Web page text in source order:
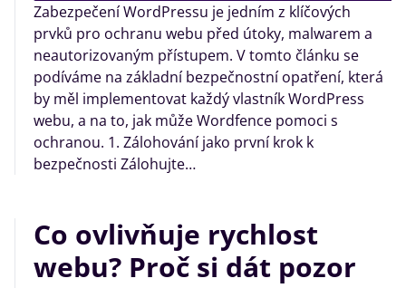
Zabezpečení WordPressu je jedním z klíčových
prvků pro ochranu webu před útoky, malwarem a
neautorizovaným přístupem. V tomto článku se
podíváme na základní bezpečnostní opatření, která
by měl implementovat každý vlastník WordPress
webu, a na to, jak může Wordfence pomoci s
ochranou. 1. Zálohování jako první krok k
bezpečnosti Zálohujte…
Co ovlivňuje rychlost
webu? Proč si dát pozor